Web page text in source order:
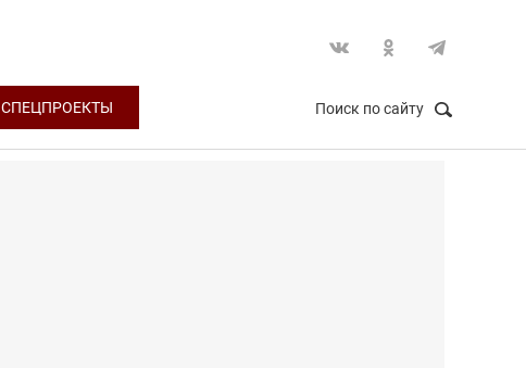
СПЕЦПРОЕКТЫ Поиск по сайту